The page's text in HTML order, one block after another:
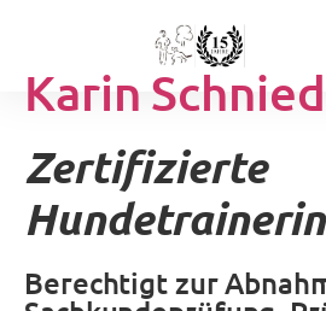
Karin
Zertifizierte
Hundetrainerin
Berechtigt zur